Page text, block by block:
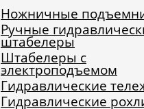
Ножничные
Ручные
штабелеры
Штабелеры с
электроподъемом
Гидравлические
Гидравлические